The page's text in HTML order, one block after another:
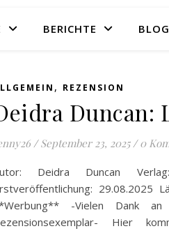
BERICHTE
, REZENSION
Duncan:
/ September 23, 2025 / 0
Deidra Duncan
29.08.2025
-Vielen Dank
Hier